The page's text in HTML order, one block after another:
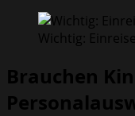
Wichtig:
Brauchen